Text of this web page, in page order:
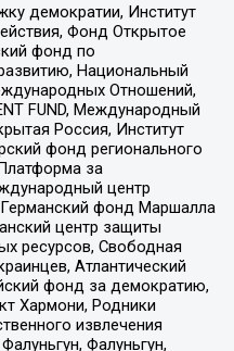
демократии, Институт
Фонд Открытое
фонд по
Национальный
Отношений,
FUND, Международный
Россия, Институт
фонд регионального
за
центр
фонд Маршалла
центр защиты
ресурсов, Свободная
Атлантический
фонд за демократию,
Хармони, Родники
извлечения
Фалуньгун,